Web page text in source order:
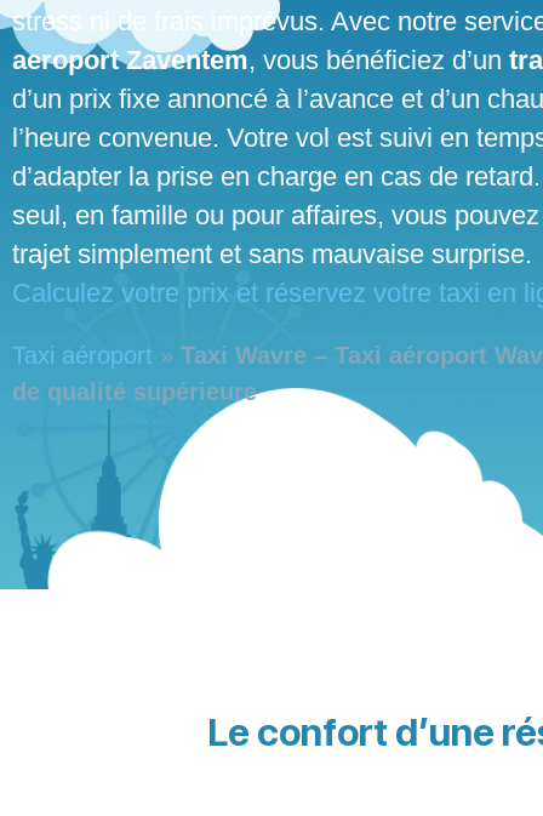
stress ni de frais imprévus. Avec notre
aeroport Zaventem, vous bénéficiez d’un
d’un prix fixe annoncé à l’avance et d’un
l’heure convenue. Votre vol est suivi en
d’adapter la prise en charge en cas de
seul, en famille ou pour affaires, vous
trajet simplement et sans mauvaise surprise.
Calculez votre prix et réservez votre taxi en
Taxi aéroport » Taxi Wavre – Taxi aéroport
de qualité supérieure
Le confort d’une